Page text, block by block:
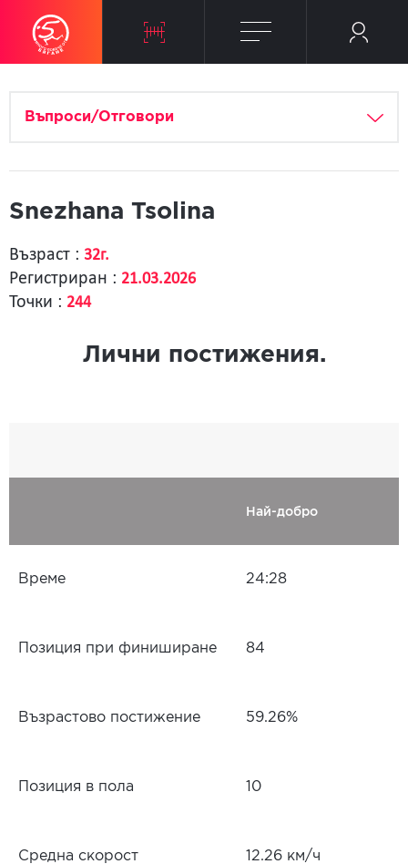
Въпроси/Отговори
Snezhana Tsolina
Възраст : 32г.
Регистриран : 21.03.2026
Точки : 244
Лични постижения.
Най-добро
Време 24:28
Позиция при финиширане 84
Възрастово постижение 59.26%
Позиция в пола 10
Средна скорост 12.26 км/ч